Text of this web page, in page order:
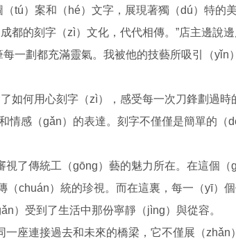
高光迷你（nǐ）字雕（diāo）刻自動巡邊震動刀多功能雕刻機
（tú）案和（hé）文字，展現著獨（dú）特的美
都的刻字（zì）文化，代代相傳。”店主邊說
一劃都充滿靈氣。我被他的技藝所吸引（yǐn
如何用心刻字（zì），感受每一次刀鋒劃過
情感（gǎn）的表達。刻字不僅僅是簡單的
視了傳統工（gōng）藝的魅力所在。在這個
（chuán）統的珍視。而在這裏，每一（yī）
）受到了生活中那份寧靜（jìng）與從容。
一座連接過去和未來的橋梁，它不僅展（